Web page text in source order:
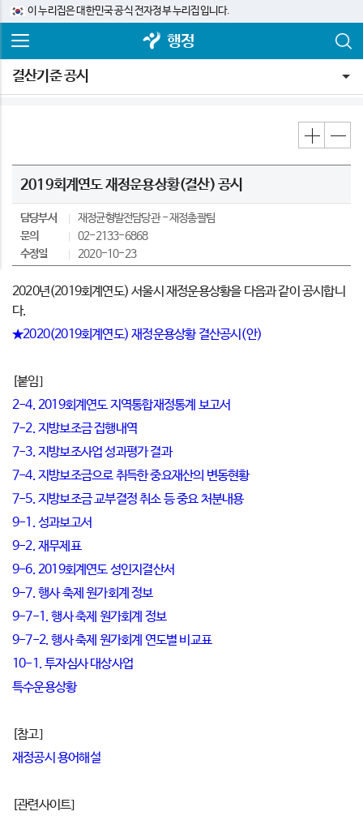
이 누리집은 대한민국 공식 전자정부 누리집입니다.
행정
결산기준 공시
2019회계연도 재정운용상황(결산) 공시
담당부서 재정균형발전담당관
재정총괄팀
문의
02-2133-6868
수정일
2020-10-23
2020년(2019회계연도) 서울시 재정운용상황을 다음과 같이 공시합니
다.
★2020(2019회계연도) 재정운용상황 결산공시(안)
[붙임]
2-4. 2019회계연도 지역통합재정통계 보고서
7-2. 지방보조금 집행내역
7-3. 지방보조사업 성과평가 결과
7-4. 지방보조금으로 취득한 중요재산의 변동현황
7-5. 지방보조금 교부결정 취소 등 중요 처분내용
9-1. 성과보고서
9-2. 재무제표
9-6. 2019회계연도 성인지결산서
9-7. 행사 축제 원가회계 정보
9-7-1. 행사 축제 원가회계 정보
9-7-2. 행사 축제 원가회계 연도별 비교표
10-1. 투자심사 대상사업
특수운용상황
[참고]
재정공시 용어해설
[관련사이트]